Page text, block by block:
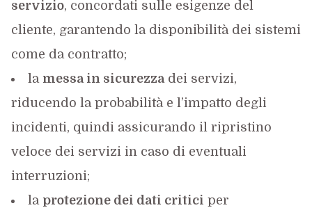
servizio, concordati sulle esigenze del
cliente, garantendo la disponibilità dei sistemi
come da contratto;
la messa in sicurezzadei servizi,
riducendo la probabilità e l’impatto degli
incidenti, quindi assicurando il ripristino
veloce dei servizi in caso di eventuali
interruzioni;
la protezione dei dati critici per